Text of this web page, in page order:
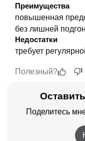
наружной резьбой
регулировка
чуть больше
настройки
предсказуемым.
чем у старого
подвёл и взял на
Преимущества
повышенная
без лишней
Недостатки
требует
Полезный?
Поделитесь